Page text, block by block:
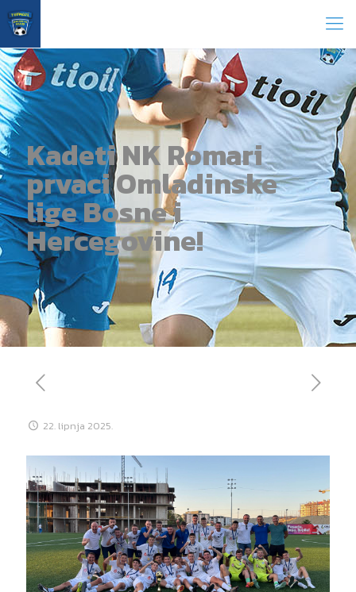
Kadeti NK Romari
prvaci Omladinske
lige Bosne i
Hercegovine!
22. lipnja 2025.